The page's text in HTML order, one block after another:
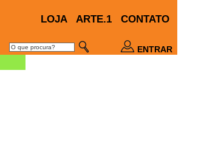
LOJA ARTE.1 CONTATO
ENTRAR